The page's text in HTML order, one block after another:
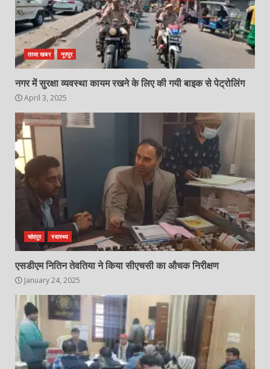
ताजा खबर नूरपुर
नगर में सुरक्षा व्यवस्था कायम रखने के लिए की गयी बाइक से पेट्रोलिंग
April 3, 2025
चांदपुर स्वास्थ्य
एसडीएम नितिन तेवतिया ने किया सीएचसी का औचक निरीक्षण
January 24, 2025